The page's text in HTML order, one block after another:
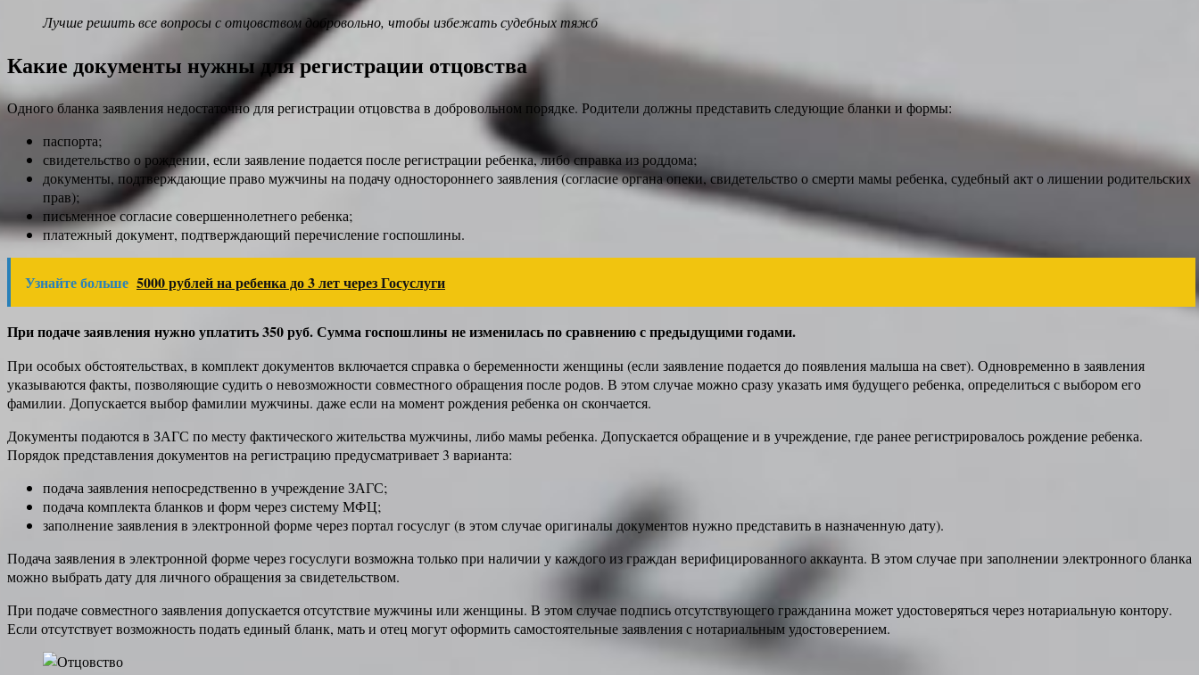
Лучше решить все вопросы с отцовством добровольно, чтобы избежать судебных тяжб
Какие документы нужны для регистрации отцовства
Одного бланка заявления недостаточно для регистрации отцовства в добровольном порядке. Родители должны представить следующие бланки и формы:
паспорта;
свидетельство о рождении, если заявление подается после регистрации ребенка, либо справка из роддома;
документы, подтверждающие право мужчины на подачу одностороннего заявления (согласие органа опеки, свидетельство о смерти мамы ребенка, судебный акт о лишении родительских
прав);
письменное согласие совершеннолетнего ребенка;
платежный документ, подтверждающий перечисление госпошлины.
Узнайте больше 5000 рублей на ребенка до 3 лет через Госуслуги
При подаче заявления нужно уплатить 350 руб. Сумма госпошлины не изменилась по сравнению с предыдущими годами.
При особых обстоятельствах, в комплект документов включается справка о беременности женщины (если заявление подается до появления малыша на свет). Одновременно в заявления
указываются факты, позволяющие судить о невозможности совместного обращения после родов. В этом случае можно сразу указать имя будущего ребенка, определиться с выбором его
фамилии. Допускается выбор фамилии мужчины. даже если на момент рождения ребенка он скончается.
Документы подаются в ЗАГС по месту фактического жительства мужчины, либо мамы ребенка. Допускается обращение и в учреждение, где ранее регистрировалось рождение ребенка.
Порядок представления документов на регистрацию предусматривает 3 варианта:
подача заявления непосредственно в учреждение ЗАГС;
подача комплекта бланков и форм через систему МФЦ;
заполнение заявления в электронной форме через портал госуслуг (в этом случае оригиналы документов нужно представить в назначенную дату).
Подача заявления в электронной форме через госуслуги возможна только при наличии у каждого из граждан верифицированного аккаунта. В этом случае при заполнении электронного бланка
можно выбрать дату для личного обращения за свидетельством.
При подаче совместного заявления допускается отсутствие мужчины или женщины. В этом случае подпись отсутствующего гражданина может удостоверяться через нотариальную контору.
Если отсутствует возможность подать единый бланк, мать и отец могут оформить самостоятельные заявления с нотариальным удостоверением.